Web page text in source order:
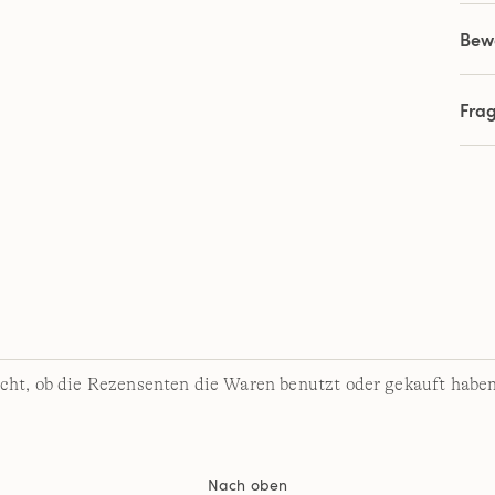
ob die Rezensenten die Waren benutzt oder gekauft
Nach oben